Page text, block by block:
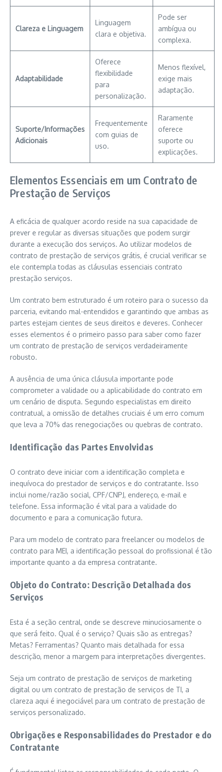
Clareza e Linguagem
Linguagem
clara e objetiva.
Pode ser
ambígua ou
complexa.
Adaptabilidade
Oferece
flexibilidade
para
personalização.
Menos flexível,
exige mais
adaptação.
Suporte/Informações
Adicionais
Frequentemente
com guias de
uso.
Raramente
oferece
suporte ou
explicações.
Elementos Essenciais em um Contrato de
Prestação de Serviços
A eficácia de qualquer acordo reside na sua capacidade de
prever e regular as diversas situações que podem surgir
durante a execução dos serviços. Ao utilizar modelos de
contrato de prestação de serviços grátis, é crucial verificar se
ele contempla todas as cláusulas essenciais contrato
prestação serviços.
Um contrato bem estruturado é um roteiro para o sucesso da
parceria, evitando mal-entendidos e garantindo que ambas as
partes estejam cientes de seus direitos e deveres. Conhecer
esses elementos é o primeiro passo para saber como fazer
um contrato de prestação de serviços verdadeiramente
robusto.
A ausência de uma única cláusula importante pode
comprometer a validade ou a aplicabilidade do contrato em
um cenário de disputa. Segundo especialistas em direito
contratual, a omissão de detalhes cruciais é um erro comum
que leva a 70% das renegociações ou quebras de contrato.
Identificação das Partes Envolvidas
O contrato deve iniciar com a identificação completa e
inequívoca do prestador de serviços e do contratante. Isso
inclui nome/razão social, CPF/CNPJ, endereço, e-mail e
telefone. Essa informação é vital para a validade do
documento e para a comunicação futura.
Para um modelo de contrato para freelancer ou modelos de
contrato para MEI, a identificação pessoal do profissional é tão
importante quanto a da empresa contratante.
Objeto do Contrato: Descrição Detalhada dos
Serviços
Esta é a seção central, onde se descreve minuciosamente o
que será feito. Qual é o serviço? Quais são as entregas?
Metas? Ferramentas? Quanto mais detalhada for essa
descrição, menor a margem para interpretações divergentes.
Seja um contrato de prestação de serviços de marketing
digital ou um contrato de prestação de serviços de TI, a
clareza aqui é inegociável para um contrato de prestação de
serviços personalizado.
Obrigações e Responsabilidades do Prestador e do
Contratante